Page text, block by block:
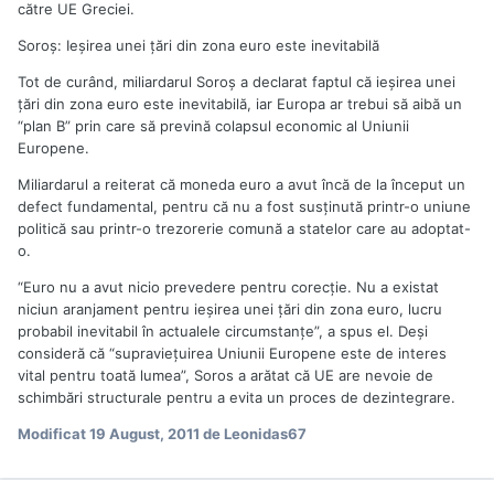
către UE Greciei.
Soroş: Ieşirea unei ţări din zona euro este inevitabilă
Tot de curând, miliardarul Soroş a declarat faptul că ieşirea unei
ţări din zona euro este inevitabilă, iar Europa ar trebui să aibă un
“plan B” prin care să prevină colapsul economic al Uniunii
Europene.
Miliardarul a reiterat că moneda euro a avut încă de la început un
defect fundamental, pentru că nu a fost susţinută printr-o uniune
politică sau printr-o trezorerie comună a statelor care au adoptat-
o.
“Euro nu a avut nicio prevedere pentru corecţie. Nu a existat
niciun aranjament pentru ieşirea unei ţări din zona euro, lucru
probabil inevitabil în actualele circumstanţe”, a spus el. Deşi
consideră că “supravieţuirea Uniunii Europene este de interes
vital pentru toată lumea”, Soros a arătat că UE are nevoie de
schimbări structurale pentru a evita un proces de dezintegrare.
Modificat19 August, 2011 de Leonidas67